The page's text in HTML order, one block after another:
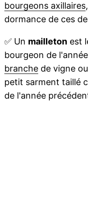
bourgeons axillaires
dormance de ces
✅Un mailletonest
bourgeon de
branchede vigne
petit sarment taillé
de l'année